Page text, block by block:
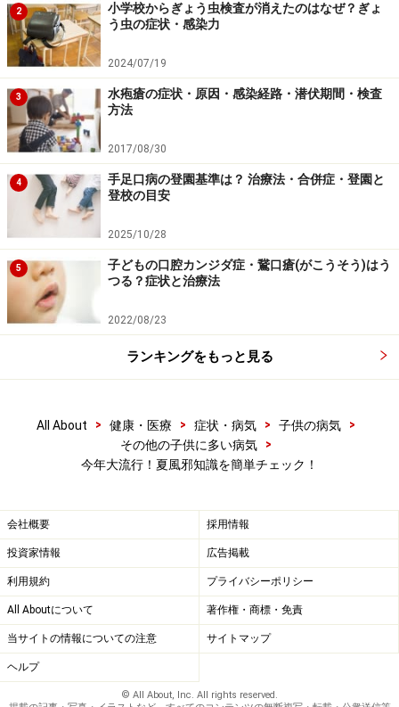
2
小学校からぎょう虫検査が消えたのはなぜ？ぎょ
う虫の症状・感染力
2024/07/19
3
水疱瘡の症状・原因・感染経路・潜伏期間・検査
方法
2017/08/30
4
手足口病の登園基準は？ 治療法・合併症・登園と
登校の目安
2025/10/28
5
子どもの口腔カンジダ症・鵞口瘡(がこうそう)はう
つる？症状と治療法
2022/08/23
ランキングをもっと見る
All About > 健康・医療 > 症状・病気 > 子供の病気
>
その他の子供に多い病気
>
今年大流行！夏風邪知識を簡単チェック！
会社概要 採用情報
投資家情報 広告掲載
利用規約 プライバシーポリシー
All Aboutについて 著作権・商標・免責
当サイトの情報についての注意 サイトマップ
ヘルプ
© All About, Inc. All rights reserved.